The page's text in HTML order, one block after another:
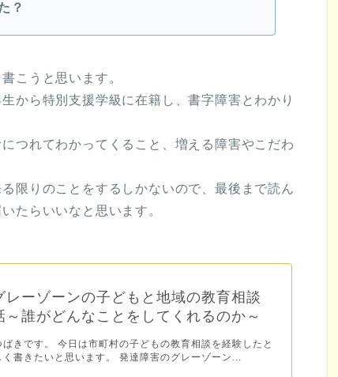
？
こうと思います。
から特別支援学級に在籍し、書字障害とわかり
つれてわかってくること、増える障害やこだわ
限りのことをするしかないので、最後まで読ん
たらいいなと思います。
レーゾーンの子どもと地域の教育相談
～誰がどんなことをしてくれるのか～
きです。 今日は市町村の子どもの教育相談を経験したと
く書きたいと思います。 発達障害のグレーゾーン...